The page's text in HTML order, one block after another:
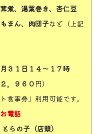
煮、湯葉巻き、杏仁豆
まん、肉団子など（上記
３１日１４～１７時
，９６０ 円）
事券」利用可能です。
お電話
らの子（店頭）